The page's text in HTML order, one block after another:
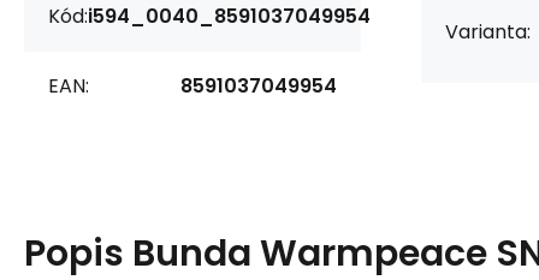
Kód:i594_0040_8591037049954
EAN: 8591037049954
Varianta:
Popis Bunda Warmpeace